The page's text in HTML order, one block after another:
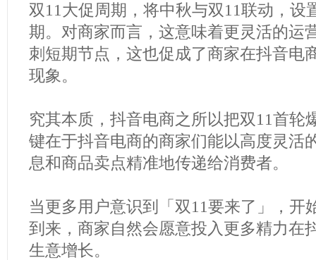
双11大促周期，将中秋与双11联动，设
期。对商家而言，这意味着更灵活的运
刺短期节点，这也促成了商家在抖音电
现象。
究其本质，抖音电商之所以把双11首轮
键在于抖音电商的商家们能以高度灵活
息和商品卖点精准地传递给消费者。
当更多用户意识到「双11要来了」，开
到来，商家自然会愿意投入更多精力在
生意增长。